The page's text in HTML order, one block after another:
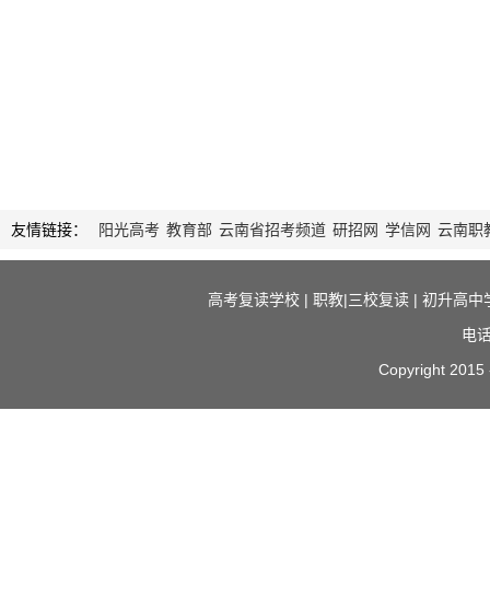
友情链接： 阳光高考 教育部 云南省招考频道 研招网 学信网 云南职
高考复读学校| 职教|三校复读| 初升高中
电
Copyright